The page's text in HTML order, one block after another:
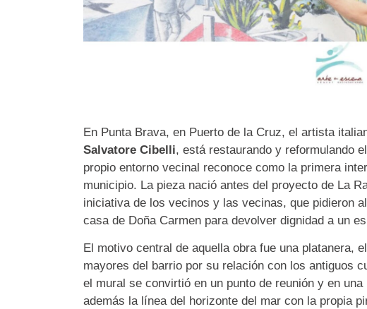
En Punta Brava, en Puerto de la Cruz, el artista
Salvatore Cibelli, está restaurando y reformulando
propio entorno vecinal reconoce como la primera
municipio. La pieza nació antes del proyecto de La
iniciativa de los vecinos y las vecinas, que pidieron
casa de Doña Carmen para devolver dignidad a un
El motivo central de aquella obra fue una platanera,
mayores del barrio por su relación con los antiguos
el mural se convirtió en un punto de reunión y en
además la línea del horizonte del mar con la propia